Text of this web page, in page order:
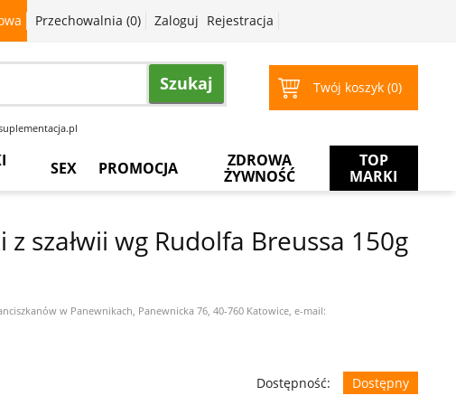
Przechowalnia (0) Zaloguj Rejestracja
Twój koszyk (0)
Szukaj
SEX
Żele
do
PROMOCJA
za
mniej
ZDROWA
ŻYWNOŚĆ
TOP
MARKI
szałwii wg Rudolfa Breussa 150g
w Panewnikach, Panewnicka 76, 40-760 Katowice, e-mail:
Dostępność: Dostępny